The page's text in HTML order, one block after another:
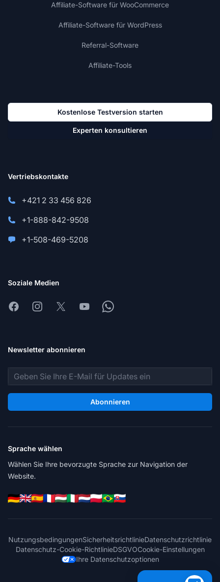
Affiliate-Software für WooCommerce
Affiliate-Software für WordPress
Referral-Software
Affiliate-Tools
Kostenlose Testversion starten
Experten konsultieren
Vertriebskontakte
+421 2 33 456 826
+1-888-842-9508
+1-508-469-5208
Soziale Medien
FacebookInstagram
X YoutubeWhatsapp
Newsletter abonnieren
E-Mail-Adresse
Abonnieren
Sprache wählen
Wählen Sie Ihre bevorzugte Sprache zur Navigation der
Website.
NutzungsbedingungenSicherheitsrichtlinieDatenschutzrichtlinie
Datenschutz-Cookie-RichtlinieDSGVOCookie-Einstellungen
Ihre Datenschutzoptionen